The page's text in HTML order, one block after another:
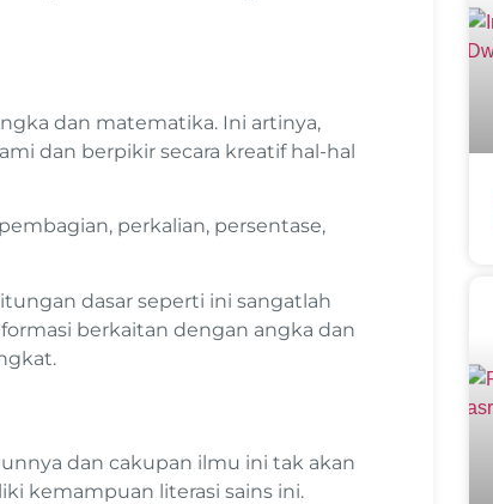
dan matematika. Ini artinya,
dan berpikir secara kreatif hal-hal
perkalian, persentase,
dasar seperti ini sangatlah
berkaitan dengan angka dan
dan cakupan ilmu ini tak akan
kemampuan literasi sains ini.